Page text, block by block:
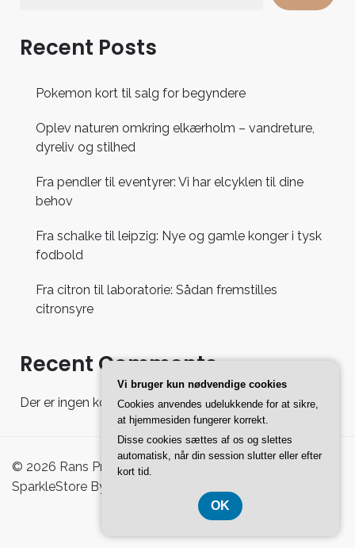
Recent Posts
Pokemon kort til salg for begyndere
Oplev naturen omkring elkærholm – vandreture,
dyreliv og stilhed
Fra pendler til eventyrer: Vi har elcyklen til dine
behov
Fra schalke til leipzig: Nye og gamle konger i tysk
fodbold
Fra citron til laboratorie: Sådan fremstilles
citronsyre
Recent Comments
Der er ingen kommentarer at vise.
© 2026 Rans Pro Shoppingguide - WordPress Theme :
SparkleStore By
Vi bruger kun nødvendige cookies
Cookies anvendes udelukkende for at sikre,
at hjemmesiden fungerer korrekt.
Disse cookies sættes af os og slettes
automatisk, når din session slutter eller efter
kort tid.
OK